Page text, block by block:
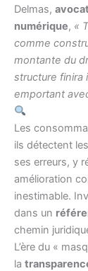
Delmas,
numérique, «
comme
montante du
structure finira
emportant
Les
ils détectent
ses erreurs, y
amélioration
inestimable.
dans un
chemin
L’ère du «
la